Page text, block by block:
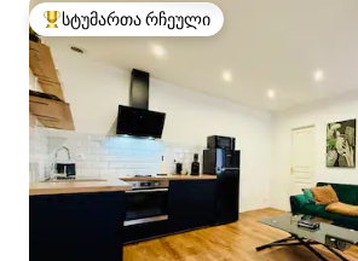
სტუმართა რჩეული მოწინავე ვარიანტი
სტუმართა რჩეული